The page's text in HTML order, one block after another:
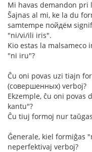
Mi havas demandon
Ŝajnas al mi, ke la du
samtempe пойдём
"ni/vi/ili iris".
Kio estas la
"ni iru"?
Ĉu oni povas uzi tiajn
(совершенных) verboj?
Ekzemple, ĉu oni
kantu"?
Ĉu tiuj formoj nur
Ĝenerale, kiel formiĝas
neperfektivaj verboj?